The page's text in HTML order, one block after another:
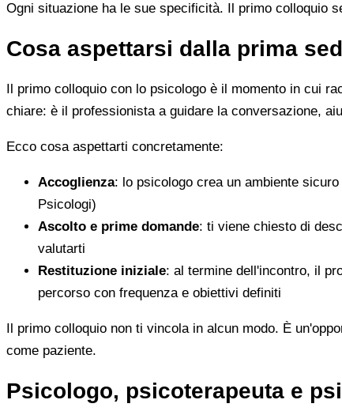
Ogni situazione ha le sue specificità. Il primo colloquio
Cosa aspettarsi dalla prima
Il primo colloquio con lo psicologo è il momento in cui
chiare: è il professionista a guidare la conversazione,
Ecco cosa aspettarti concretamente:
Accoglienza: lo psicologo crea un ambiente
Psicologi)
Ascolto e prime domande: ti viene chiesto di
valutarti
Restituzione iniziale: al termine dell'incontro, il
percorso con frequenza e obiettivi definiti
Il primo colloquio non ti vincola in alcun modo. È
come paziente.
Psicologo, psicoterapeuta e